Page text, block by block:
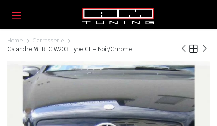
Home
Carrosserie
Calandre MER. C W203 Type CL – Noir/Chrome